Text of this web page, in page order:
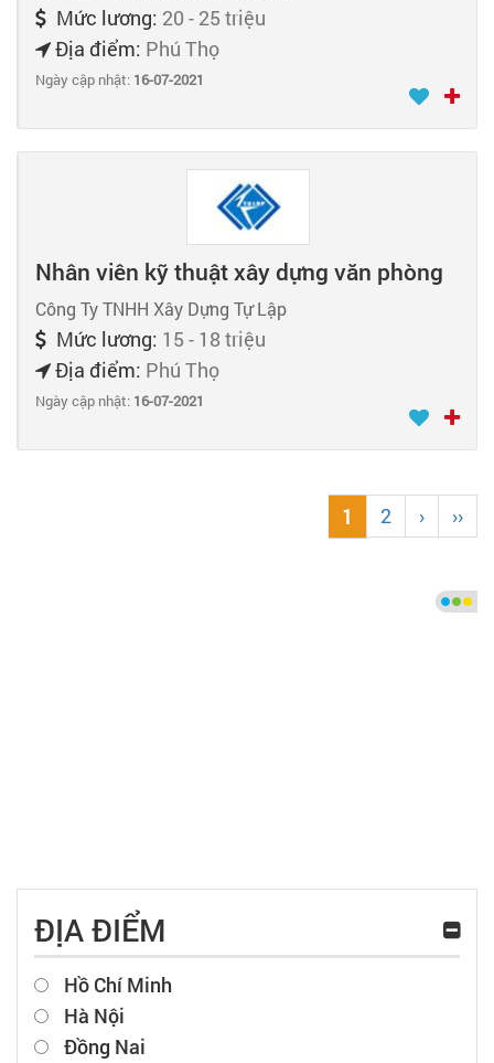
Mức lương: 20 - 25 triệu
Địa điểm: Phú Thọ
Ngày cập nhật: 16-07-2021
Nhân viên kỹ thuật xây dựng văn phòng
Công Ty TNHH Xây Dựng Tự Lập
Mức lương: 15 - 18 triệu
Địa điểm: Phú Thọ
Ngày cập nhật: 16-07-2021
1 2 › ››
ĐỊA ĐIỂM
Hồ Chí Minh
Hà Nội
Đồng Nai